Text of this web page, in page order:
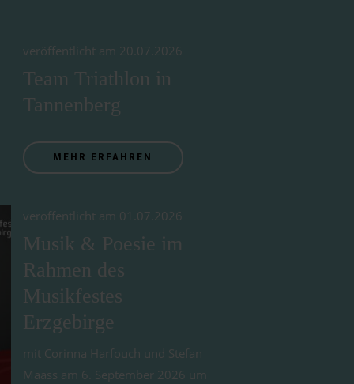
veröffentlicht am 20.07.2026
Team Triathlon in
Tannenberg
MEHR ERFAHREN
veröffentlicht am 01.07.2026
Musik & Poesie im
Rahmen des
Musikfestes
Erzgebirge
mit Corinna Harfouch und Stefan
Maass am 6. September 2026 um